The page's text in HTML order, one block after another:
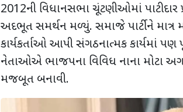
2012ની વિધાનસભા ચૂંટણીઓમાં પાટીદાર
અદભૂત સમર્થન મળ્યું. સમાજે પાર્ટીને
કાર્યકર્તાઓ આપી સંગઠનાત્મક કાર્યમાં પણ
નેતાઓએ ભાજપના વિવિધ નાના મોટા
મજબૂત બનાવી.